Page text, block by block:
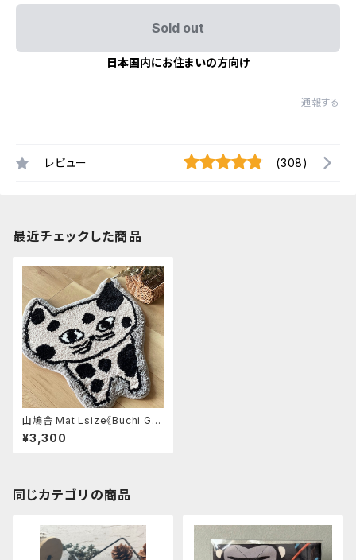
Sold out
日本国内にお住まいの方向け
通報する
レビュー (308)
最近チェックした商品
山鳩舎 Mat Lsize《Buchi G
Y》
¥3,300
同じカテゴリの商品